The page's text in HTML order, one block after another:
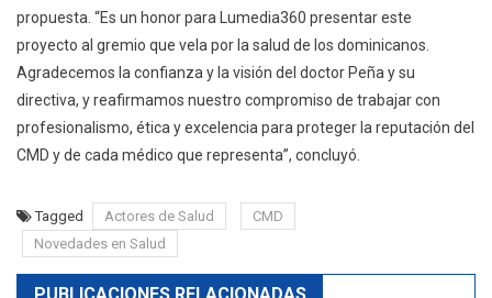
propuesta. “Es un honor para Lumedia360 presentar este
proyecto al gremio que vela por la salud de los dominicanos.
Agradecemos la confianza y la visión del doctor Peña y su
directiva, y reafirmamos nuestro compromiso de trabajar con
profesionalismo, ética y excelencia para proteger la reputación del
CMD y de cada médico que representa”, concluyó.
Tagged Actores de Salud
CMD
Novedades en Salud
PUBLICACIONES RELACIONADAS